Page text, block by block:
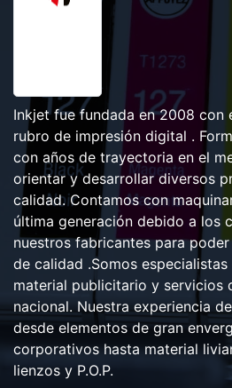
Inkjet fue fundada en 2008 con
rubro de impresión digital .
con años de trayectoria en el
orientar y desarrollar diversos
calidad. Contamos con
última generación debido a los
nuestros fabricantes para
de calidad .Somos
material publicitario y servicios
nacional. Nuestra experiencia
desde elementos de gran
corporativos hasta material
lienzos y P.O.P.